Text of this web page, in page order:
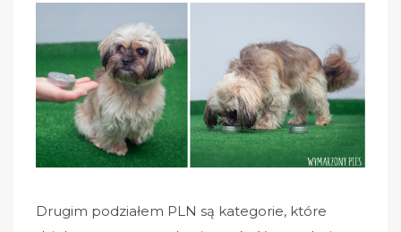
Drugim podziałem PLN są kategorie, które